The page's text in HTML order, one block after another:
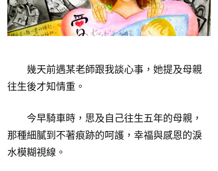
幾天前遇某老師跟我談心事，她提及母親
往生後才知情重。
今早騎車時，思及自己往生五年的母親，
那種細膩到不著痕跡的呵護，幸福與感恩的淚
水模糊視線。